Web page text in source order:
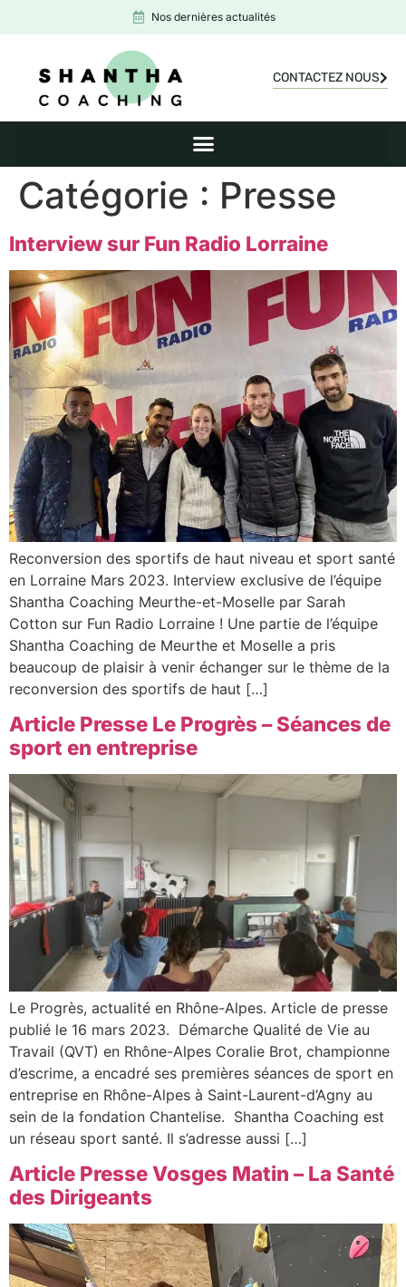
Nos dernières actualités
CONTACTEZ NOUS
Catégorie : Presse
Interview sur Fun Radio Lorraine
Reconversion des sportifs de haut niveau et sport santé
en Lorraine Mars 2023. Interview exclusive de l’équipe
Shantha Coaching Meurthe-et-Moselle par Sarah
Cotton sur Fun Radio Lorraine ! Une partie de l’équipe
Shantha Coaching de Meurthe et Moselle a pris
beaucoup de plaisir à venir échanger sur le thème de la
reconversion des sportifs de haut […]
Article Presse Le Progrès – Séances de
sport en entreprise
Le Progrès, actualité en Rhône-Alpes. Article de presse
publié le 16 mars 2023. Démarche Qualité de Vie au
Travail (QVT) en Rhône-Alpes Coralie Brot, championne
d’escrime, a encadré ses premières séances de sport en
entreprise en Rhône-Alpes à Saint-Laurent-d’Agny au
sein de la fondation Chantelise. Shantha Coaching est
un réseau sport santé. Il s’adresse aussi […]
Article Presse Vosges Matin – La Santé
des Dirigeants